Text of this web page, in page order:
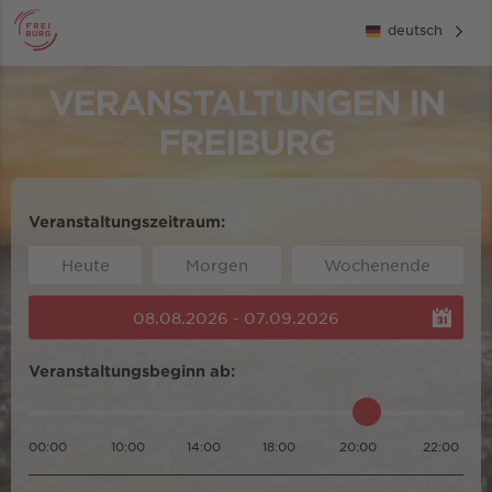
deutsch
VERANSTALTUNGEN IN
FREIBURG
Veranstaltungszeitraum:
Heute Morgen Wochenende
08.08.2026 - 07.09.2026
Veranstaltungsbeginn ab:
00:00 10:00 14:00 18:00 20:00 22:00